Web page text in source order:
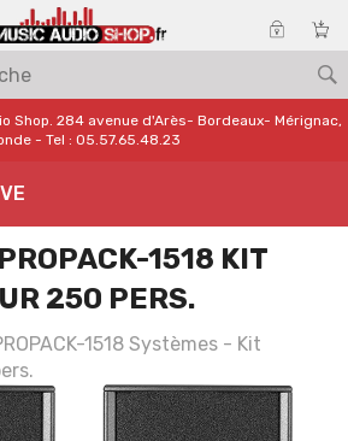
Shop. 284 avenue d'Arès- Bordeaux- Mérignac,
- Tel : 05.57.65.48.23
1518 KIT
250 PERS.
1518 Systèmes - Kit